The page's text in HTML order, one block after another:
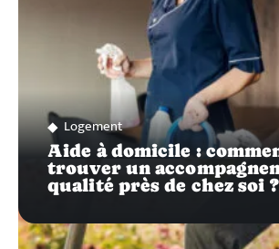
Logement
Aide à domicile :
trouver un
qualité près de chez soi ?